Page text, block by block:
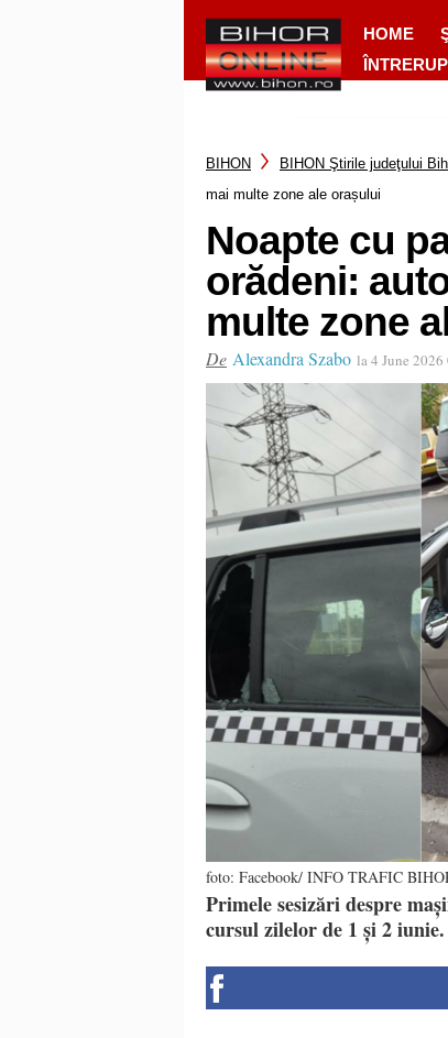
HOME
BIHON BIHON Ştirile judeţului
mai multe zone ale orașului
Noapte cu
orădeni:
multe zone
De Alexandra Szabo la 4 June 2026
foto: Facebook/ INFO TRAFIC
Primele sesizări despre
cursul zilelor de 1 și 2 iunie.